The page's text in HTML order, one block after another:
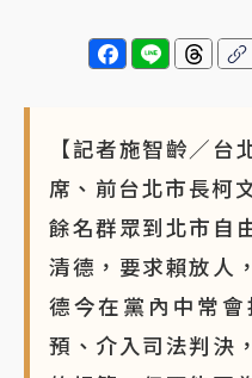
【記者施智齡／台
席、前台北市長柯
餘名群眾到北市自
清德，要求賴放人
德今在黨內中常
預、介入司法判決